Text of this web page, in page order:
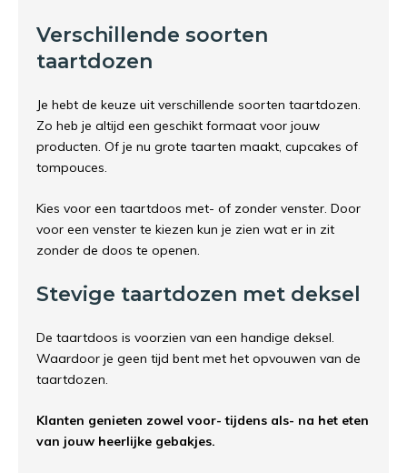
Verschillende soorten
taartdozen
Je hebt de keuze uit verschillende soorten taartdozen.
Zo heb je altijd een geschikt formaat voor jouw
producten. Of je nu grote taarten maakt, cupcakes of
tompouces.
Kies voor een taartdoos met- of zonder venster. Door
voor een venster te kiezen kun je zien wat er in zit
zonder de doos te openen.
Stevige taartdozen met deksel
De taartdoos is voorzien van een handige deksel.
Waardoor je geen tijd bent met het opvouwen van de
taartdozen.
Klanten genieten zowel voor- tijdens als- na het eten
van jouw heerlijke gebakjes.